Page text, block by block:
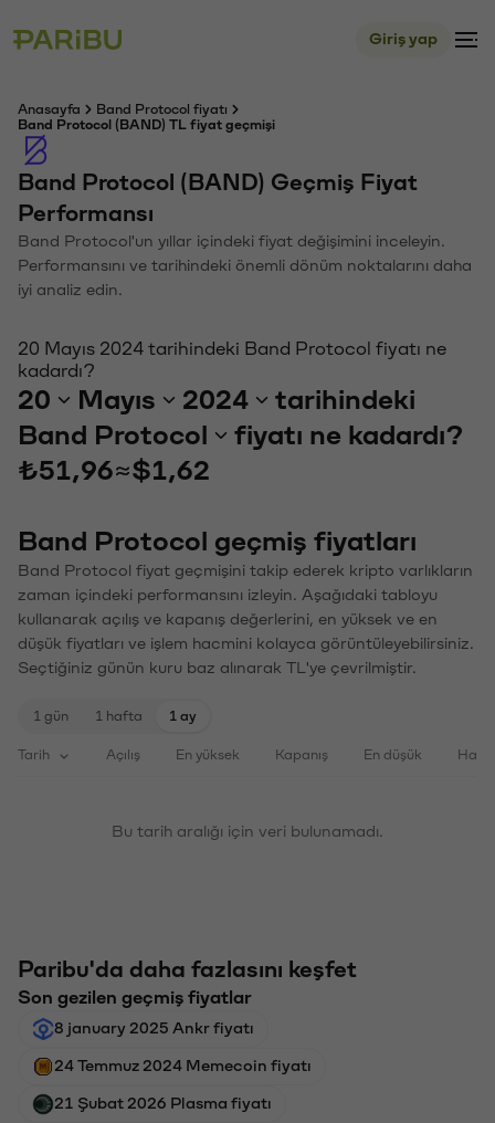
Giriş yap
Anasayfa
Band Protocol fiyatı
Band Protocol (BAND) TL fiyat geçmişi
Band Protocol (BAND) Geçmiş Fiyat
Performansı
Band Protocol'un yıllar içindeki fiyat değişimini inceleyin.
Performansını ve tarihindeki önemli dönüm noktalarını daha
iyi analiz edin.
20 Mayıs 2024 tarihindeki Band Protocol fiyatı ne
kadardı?
20 Mayıs 2024
tarihindeki
Band Protocol
fiyatı ne kadardı?
₺51,96≈$1,62
Band Protocol geçmiş fiyatları
Band Protocol fiyat geçmişini takip ederek kripto varlıkların
zaman içindeki performansını izleyin. Aşağıdaki tabloyu
kullanarak açılış ve kapanış değerlerini, en yüksek ve en
düşük fiyatları ve işlem hacmini kolayca görüntüleyebilirsiniz.
Seçtiğiniz günün kuru baz alınarak TL'ye çevrilmiştir.
1 gün 1 hafta 1 ay
Tarih Açılış En yüksek Kapanış En düşük
Bu tarih aralığı için veri bulunamadı.
Paribu'da daha fazlasını keşfet
Son gezilen geçmiş fiyatlar
8 january 2025 Ankr fiyatı
24 Temmuz 2024 Memecoin fiyatı
21 Şubat 2026 Plasma fiyatı